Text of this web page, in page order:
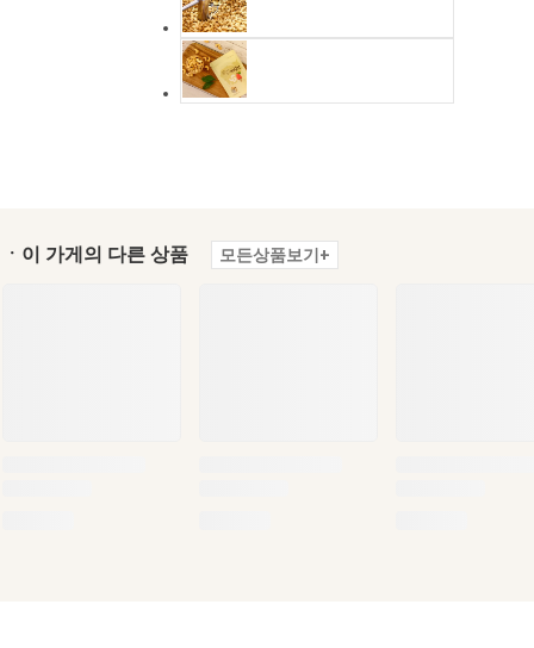
ㆍ이 가게의 다른 상품 모든상품보기+